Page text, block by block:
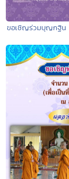
ขอเชิญร่วมบุญกฐิน